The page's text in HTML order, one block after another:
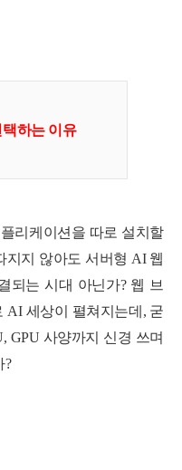
하는 이유
리케이션을 따로 설치할
지지 않아도 서버형 AI 웹
되는 시대 아닌가? 웹 브
AI 세상이 펼쳐지는데, 굳
GPU 사양까지 신경 쓰며
?